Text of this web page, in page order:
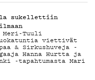
sukellettiin
Meri-Tuuli
viettivät
& Sirkushuveja -
Hanna Hurtta ja
-tapahtumasta Mari